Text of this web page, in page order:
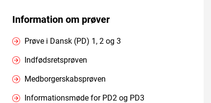
Information om prøver
Prøve i Dansk (PD) 1, 2 og 3
Indfødsretsprøven
Medborgerskabsprøven
Informationsmøde for PD2 og PD3